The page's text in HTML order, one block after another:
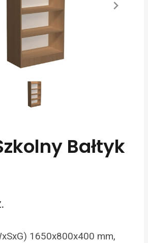
Bałtyk
1650x800x400 mm,